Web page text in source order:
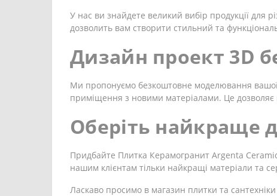
У нас ви знайдете великий вибір продукції для
дозволить вам створити стильний та
Дизайн проект 3D
Ми пропонуємо безкоштовне моделювання
приміщення з новими матеріалами. Це дозволяє
Оберіть найкраще
Придбайте Плитка Керамогранит Argenta
нашим клієнтам тільки найкращі матеріали та
Ласкаво просимо в магазин плитки та